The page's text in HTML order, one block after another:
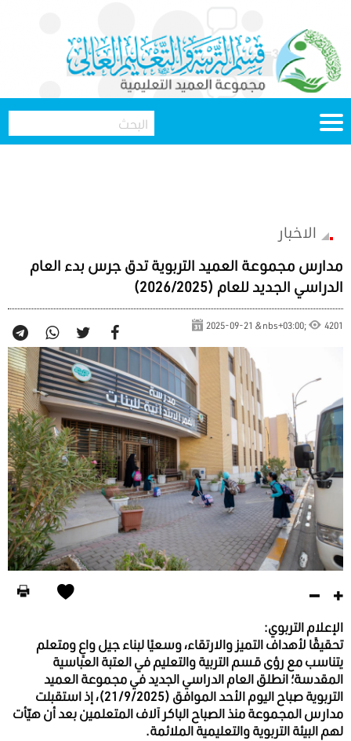
الاخبار
مدارس مجموعة العميد التربوية تدق جرس بدء العام
الدراسي الجديد للعام (2026/2025)
2025-09-21 &nbs+03:00; 4201
الإعلام التربوي:
تحقيقًا لأهداف التميز والارتقاء، وسعيًا لبناء جيل واعٍ ومتعلم
يتناسب مع رؤى قسم التربية والتعليم في العتبة العباسية
المقدسة؛ انطلق العام الدراسي الجديد في مجموعة العميد
التربوية صباح اليوم الأحد الموافق (21/9/2025)، إذ استقبلت
مدارس المجموعة منذ الصباح الباكر آلاف المتعلمين بعد أن هيّأت
لهم البيئة التربوية والتعليمية الملائمة.